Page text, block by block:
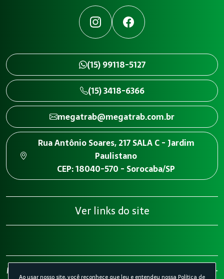
InstagramFacebook
(15) 99118-5127
(15) 3418-6366
megatrab@megatrab.com.br
Rua Antônio Soares, 217 SALA C - Jardim
Paulistano
CEP: 18040-570 - Sorocaba/SP
Ver links do site
Megatrab - Engenharia de Segurança do Trabalho 2026 -
Ao usar nosso site, você reconhece que leu e entendeu nossa Política de